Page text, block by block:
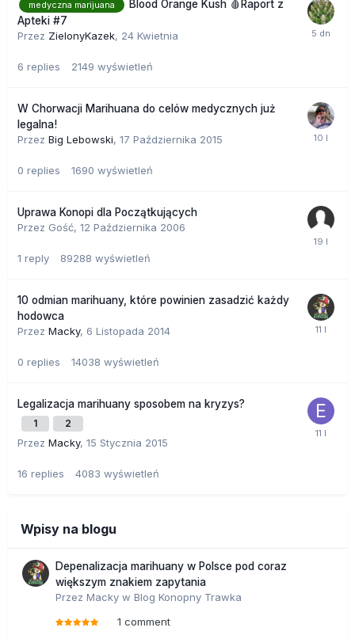
medyczna marijuana
Blood Orange Kush 🩸Raport z
Apteki #7
Przez ZielonyKazek, 24 Kwietnia
6 replies 2149 wyświetleń
W Chorwacji Marihuana do celów medycznych już
legalna!
Przez Big Lebowski, 17 Października 2015
0 replies 1690 wyświetleń
Uprawa Konopi dla Początkujących
Przez Gość, 12 Października 2006
1 reply 89288 wyświetleń
10 odmian marihuany, które powinien zasadzić każdy
hodowca
Przez Macky, 6 Listopada 2014
0 replies 14038 wyświetleń
Legalizacja marihuany sposobem na kryzys?
1 2
Przez Macky, 15 Stycznia 2015
16 replies 4083 wyświetleń
Wpisy na blogu
Depenalizacja marihuany w Polsce pod coraz
większym znakiem zapytania
Przez Macky w Blog Konopny Trawka
1 comment